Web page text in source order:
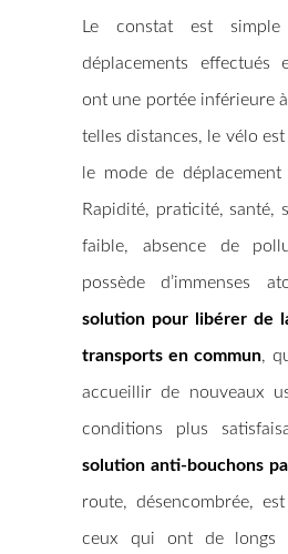
Le constat est
déplacements effectués
ont une portée inférieure
telles distances, le vélo
le mode de
Rapidité, praticité, santé,
faible, absence de
possède d’immenses
solution pour libérer de
transports en commun,
accueillir de nouveaux
conditions plus
solution anti-bouchons
route, désencombrée,
ceux qui ont de longs